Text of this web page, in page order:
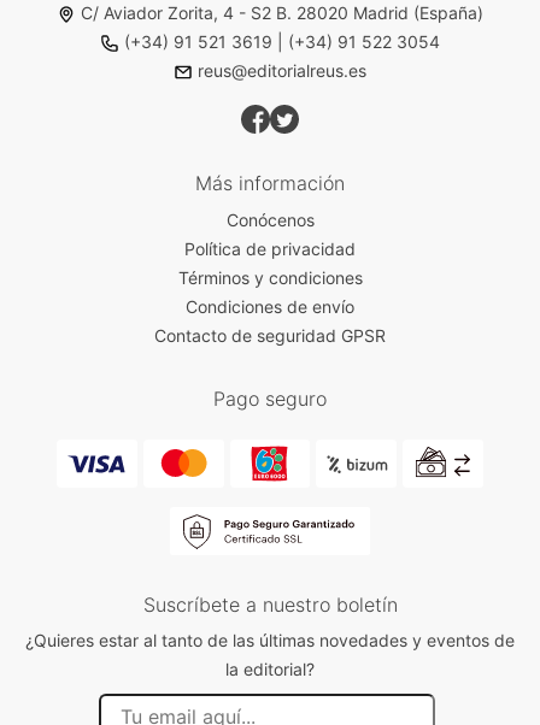
C/ Aviador Zorita, 4 - S2 B. 28020 Madrid (España)
(+34) 91 521 3619
(+34) 91 522 3054
reus@editorialreus.es
Más información
Conócenos
Política de privacidad
Términos y condiciones
Condiciones de envío
Contacto de seguridad GPSR
Pago seguro
Suscríbete a nuestro boletín
¿Quieres estar al tanto de las últimas novedades y eventos de
la editorial?